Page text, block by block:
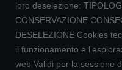
loro deselezione:
CONSERVAZIONE
DESELEZIONE Cookies
il funzionamento e
web Validi per la sessione